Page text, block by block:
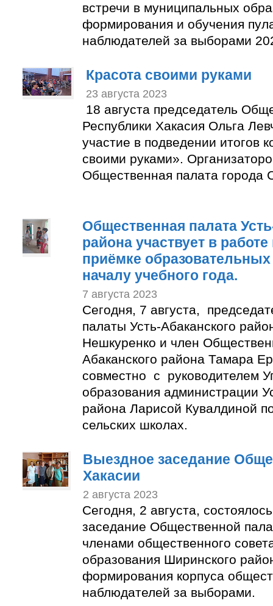
встречи в муниципальных
формирования и обучения
наблюдателей за выборами
Красота своими руками
23 августа 2023
18 августа председатель
Республики Хакасия Ольга
участие в подведении итогов
своими руками».
Общественная палата города
Общественная палата
района участвует в
приёмке образовательных
началу учебного года.
7 августа 2023
Сегодня, 7 августа,
палаты Усть-Абаканского
Нешкуренко и член
Абаканского района Тамара
совместно с руководителем
образования администрации
района Ларисой Кувалдиной
сельских школах.
Выездное заседание
Хакасии
2 августа 2023
Сегодня, 2 августа,
заседание Общественной
членами общественного
образования Ширинского
формирования корпуса
наблюдателей за выборами.